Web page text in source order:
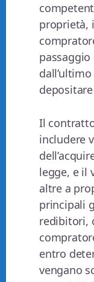
proprietà,
depositare
Il
includere
legge, e il
altre a
principali
redibitori,
entro
vengano